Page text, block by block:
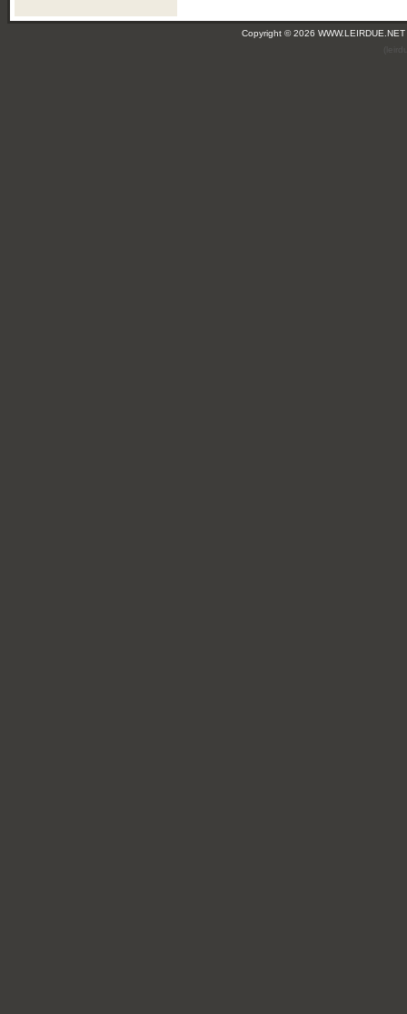
Copyright © 2026